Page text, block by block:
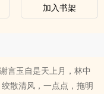
加入书架
言玉自是天上月，林中
散清风，一点点，拖明